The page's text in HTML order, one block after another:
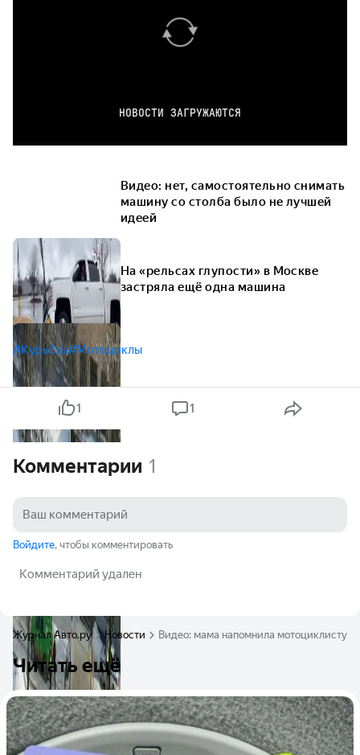
НОВОСТИ ЗАГРУЖАЮТСЯ
Видео: нет, самостоятельно снимать
машину со столба было не лучшей
идеей
На «рельсах глупости» в Москве
застряла ещё одна машина
#Курьёзы#Мотоциклы
1 1
Комментарии 1
Войдите, чтобы комментировать
Комментарий удален
Журнал Авто.ру Новости Видео: мама напомнила мотоциклисту
Читать ещё